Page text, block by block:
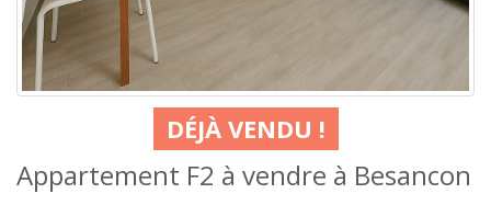
DÉJÀ VENDU !
Appartement F2 à vendre à Besancon